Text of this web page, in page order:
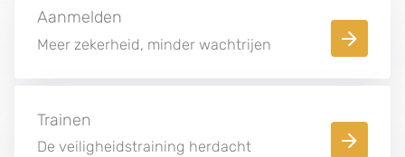
Aanmelden
Meer zekerheid, minder wachtrijen
Trainen
De veiligheidstraining herdacht